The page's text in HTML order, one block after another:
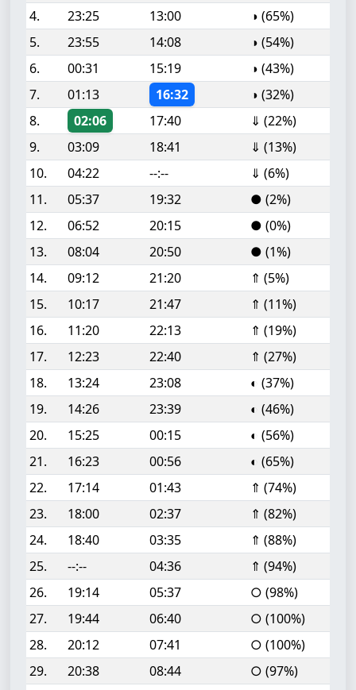
4.
23:25 13:00
◑ (65%)
5.
23:55 14:08
◑ (54%)
6.
00:31 15:19
◑ (43%)
7.
01:13 16:32
◑ (32%)
8.
02:06 17:40
⇓ (22%)
9.
03:09 18:41
⇓ (13%)
10.
04:22 --:--
⇓ (6%)
11.
05:37 19:32
● (2%)
12.
06:52 20:15
● (0%)
13.
08:04 20:50
● (1%)
14.
09:12 21:20
⇑ (5%)
15.
10:17 21:47
⇑ (11%)
16.
11:20 22:13
⇑ (19%)
17.
12:23 22:40
⇑ (27%)
18.
13:24 23:08
◐ (37%)
19.
14:26 23:39
◐ (46%)
20.
15:25 00:15
◐ (56%)
21.
16:23 00:56
◐ (65%)
22.
17:14 01:43
⇑ (74%)
23.
18:00 02:37
⇑ (82%)
24.
18:40 03:35
⇑ (88%)
25.
--:-- 04:36
⇑ (94%)
26.
19:14 05:37
○ (98%)
27.
19:44 06:40
○ (100%)
28.
20:12 07:41
○ (100%)
29.
20:38 08:44
○ (97%)